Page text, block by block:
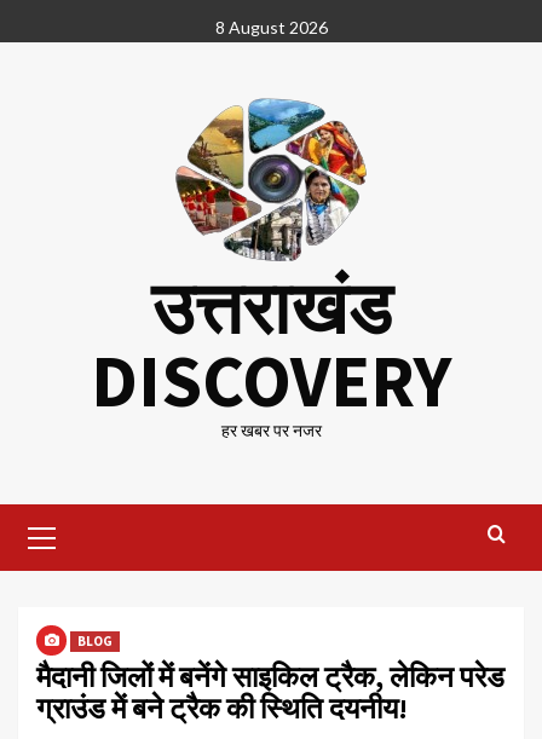
to
8 August 2026
उत्तराखंड
DISCOVERY
हर खबर पर नजर
Menu
BLOG
मैदानी जिलों में बनेंगे साइकिल ट्रैक, लेकिन परेड
ग्राउंड में बने ट्रैक की स्थिति दयनीय!